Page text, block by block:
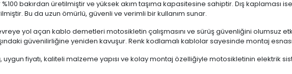
bakırdan üretilmiştir ve yüksek akım taşıma kapasitesine sahiptir. Dış kaplaması ise
Bu da uzun ömürlü, güvenli ve verimli bir kullanım sunar.
yol açan kablo demetleri motosikletin çalışmasını ve sürüş güvenliğini olumsuz
güvenilirliğine yeniden kavuşur. Renk kodlamalı kablolar sayesinde montaj
, uygun fiyatı, kaliteli malzeme yapısı ve kolay montaj özelliğiyle motosikletinin elektrik